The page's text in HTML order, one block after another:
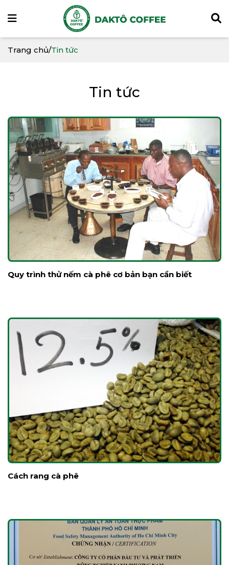
Trang chủ/Tin tức
Tin tức
Quy trình thử nếm cà phê cơ bản bạn cần biết
Cách rang cà phê